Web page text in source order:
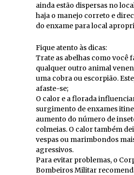
ainda estão dispersas no
haja o manejo correto e
do enxame para local
Fique atento às dicas:
Trate as abelhas como você
qualquer outro animal
uma cobra ou escorpião.
afaste-se;
O calor e a florada
surgimento de enxames
aumento do número de
colmeias. O calor também
vespas ou marimbondos
agressivos.
Para evitar problemas, o
Bombeiros Militar